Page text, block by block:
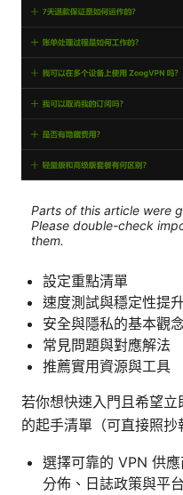
Parts of this article were
Please double-check
them.
設定重點清單
速度測試與穩定性提
安全與隱私的基本觀念
常見問題與對應解法
推薦實用資源與工具
若你想快速入門且希望
的起手清單（可直接照抄
選擇可靠的 VPN 供
分佈、日誌政策與平